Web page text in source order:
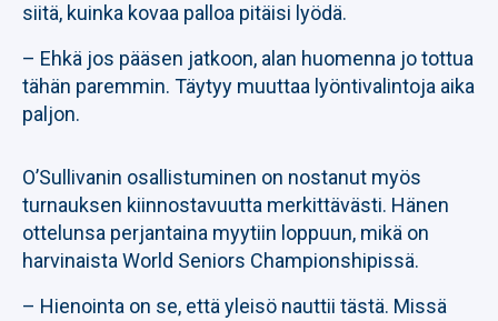
siitä, kuinka kovaa palloa pitäisi lyödä.
– Ehkä jos pääsen jatkoon, alan huomenna jo tottua
tähän paremmin. Täytyy muuttaa lyöntivalintoja aika
paljon.
O’Sullivanin osallistuminen on nostanut myös
turnauksen kiinnostavuutta merkittävästi. Hänen
ottelunsa perjantaina myytiin loppuun, mikä on
harvinaista World Seniors Championshipissä.
– Hienointa on se, että yleisö nauttii tästä. Missä